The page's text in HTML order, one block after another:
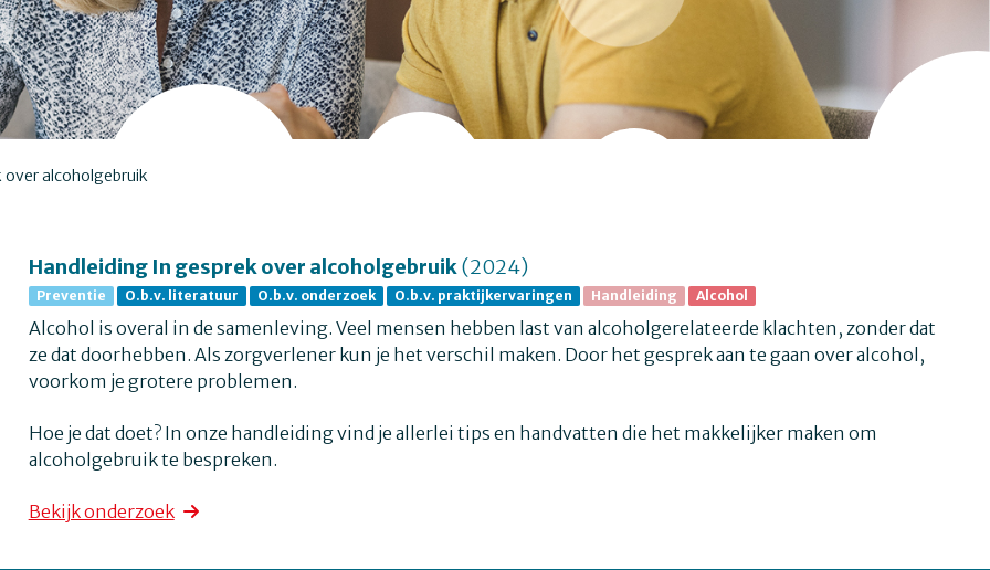
over alcoholgebruik
Handleiding In gesprek over alcoholgebruik(2024)
Preventie O.b.v. literatuur O.b.v. onderzoek O.b.v. praktijkervaringen Handleiding Alcohol
Alcohol is overal in de samenleving. Veel mensen hebben last van alcoholgerelateerde klachten, zonder dat
ze dat doorhebben. Als zorgverlener kun je het verschil maken. Door het gesprek aan te gaan over alcohol,
voorkom je grotere problemen.
Hoe je dat doet? In onze handleiding vind je allerlei tips en handvatten die het makkelijker maken om
alcoholgebruik te bespreken.
Bekijk onderzoek